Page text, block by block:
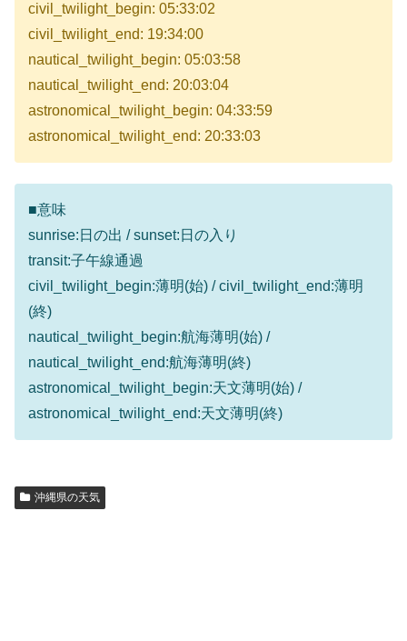
civil_twilight_begin: 05:33:02
civil_twilight_end: 19:34:00
nautical_twilight_begin: 05:03:58
nautical_twilight_end: 20:03:04
astronomical_twilight_begin: 04:33:59
astronomical_twilight_end: 20:33:03
■意味
sunrise:日の出 / sunset:日の入り
transit:子午線通過
civil_twilight_begin:薄明(始) / civil_twilight_end:薄明
(終)
nautical_twilight_begin:航海薄明(始) /
nautical_twilight_end:航海薄明(終)
astronomical_twilight_begin:天文薄明(始) /
astronomical_twilight_end:天文薄明(終)
沖縄県の天気